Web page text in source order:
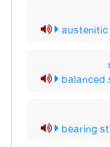
balanced
bearing